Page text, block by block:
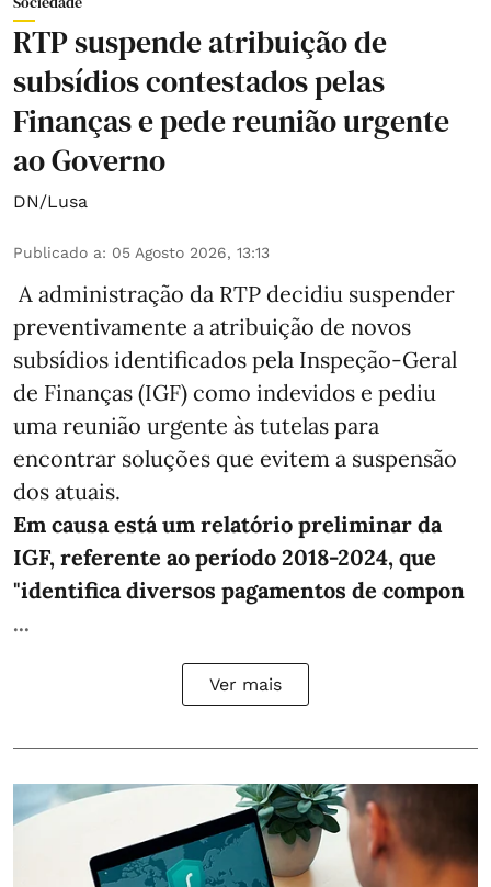
RTP suspende atribuição de
subsídios contestados pelas
Finanças e pede reunião urgente
ao Governo
DN/Lusa
Publicado a: 05 Agosto 2026, 13:13
A administração da RTP decidiu suspender
preventivamente a atribuição de novos
subsídios identificados pela Inspeção-Geral
de Finanças (IGF) como indevidos e pediu
uma reunião urgente às tutelas para
encontrar soluções que evitem a suspensão
dos atuais.
Em causa está um relatório preliminar da
IGF, referente ao período 2018-2024, que
"identifica diversos pagamentos de compon
...
Ver mais